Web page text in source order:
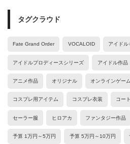
タグクラウド
Fate Grand Order VOCALOID アイドル
アイドルプロディースシリーズ アイドル作品
アニメ作品 オリジナル オンラインゲー
コスプレ用アイテム コスプレ衣装 コート
セーラー服 ヒロアカ ファンタジー作品
予算 1万円～5万円 予算 5万円～10万円